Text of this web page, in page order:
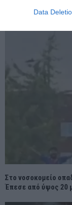
Data
Στο νοσοκομείο
Έπεσε από ύψος 20